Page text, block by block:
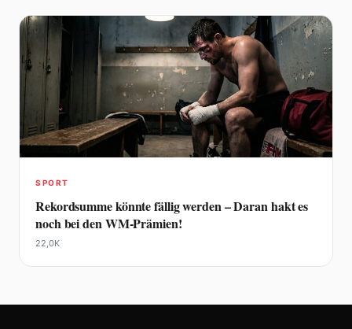
SPORT
Rekordsumme könnte fällig werden – Daran hakt es
noch bei den WM-Prämien!
22,0K